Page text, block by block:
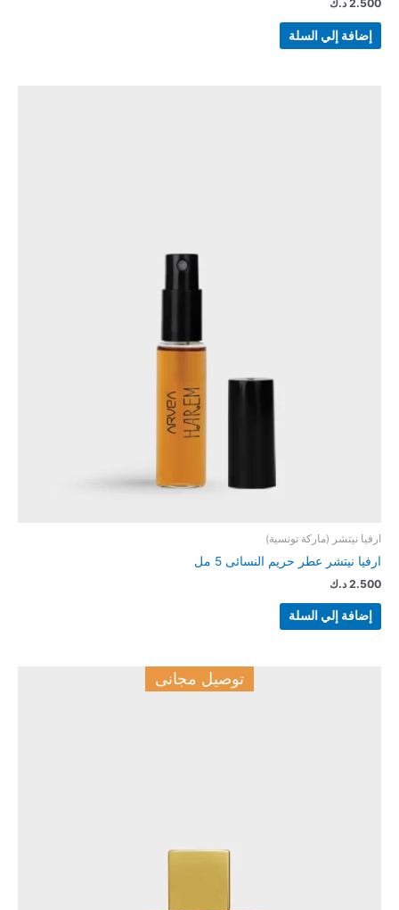
2.500 د.ك
إضافة إلي السلة
ارفيا نيتشر (ماركة تونسية)
ارفيا نيتشر عطر حريم النسائى 5 مل
2.500 د.ك
إضافة إلي السلة
توصيل مجانى